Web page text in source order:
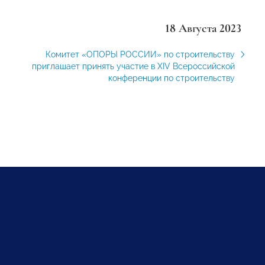
18 Августа 2023
Комитет «ОПОРЫ РОССИИ» по строительству
приглашает принять участие в XIV Всероссийской
конференции по строительству